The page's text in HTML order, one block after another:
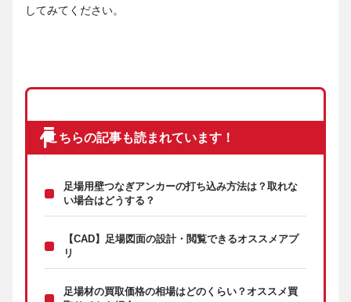
してみてください。
こちらの記事も読まれています！
足場用壁つなぎアンカーの打ち込み方法は？取れな
い場合はどうする？
【CAD】足場図面の設計・閲覧できるオススメアプ
リ
足場材の買取価格の相場はどのくらい？オススメ買